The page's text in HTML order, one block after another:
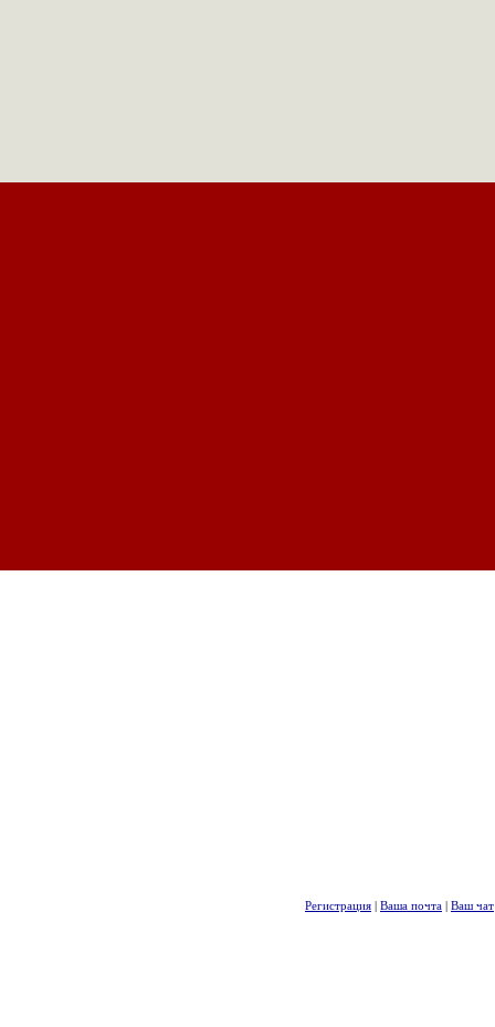
Регистрация | Ваша почта | Ваш чат